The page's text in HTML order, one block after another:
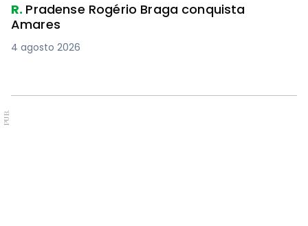
R. Pradense Rogério Braga conquista
Amares
4 agosto 2026
PUB.